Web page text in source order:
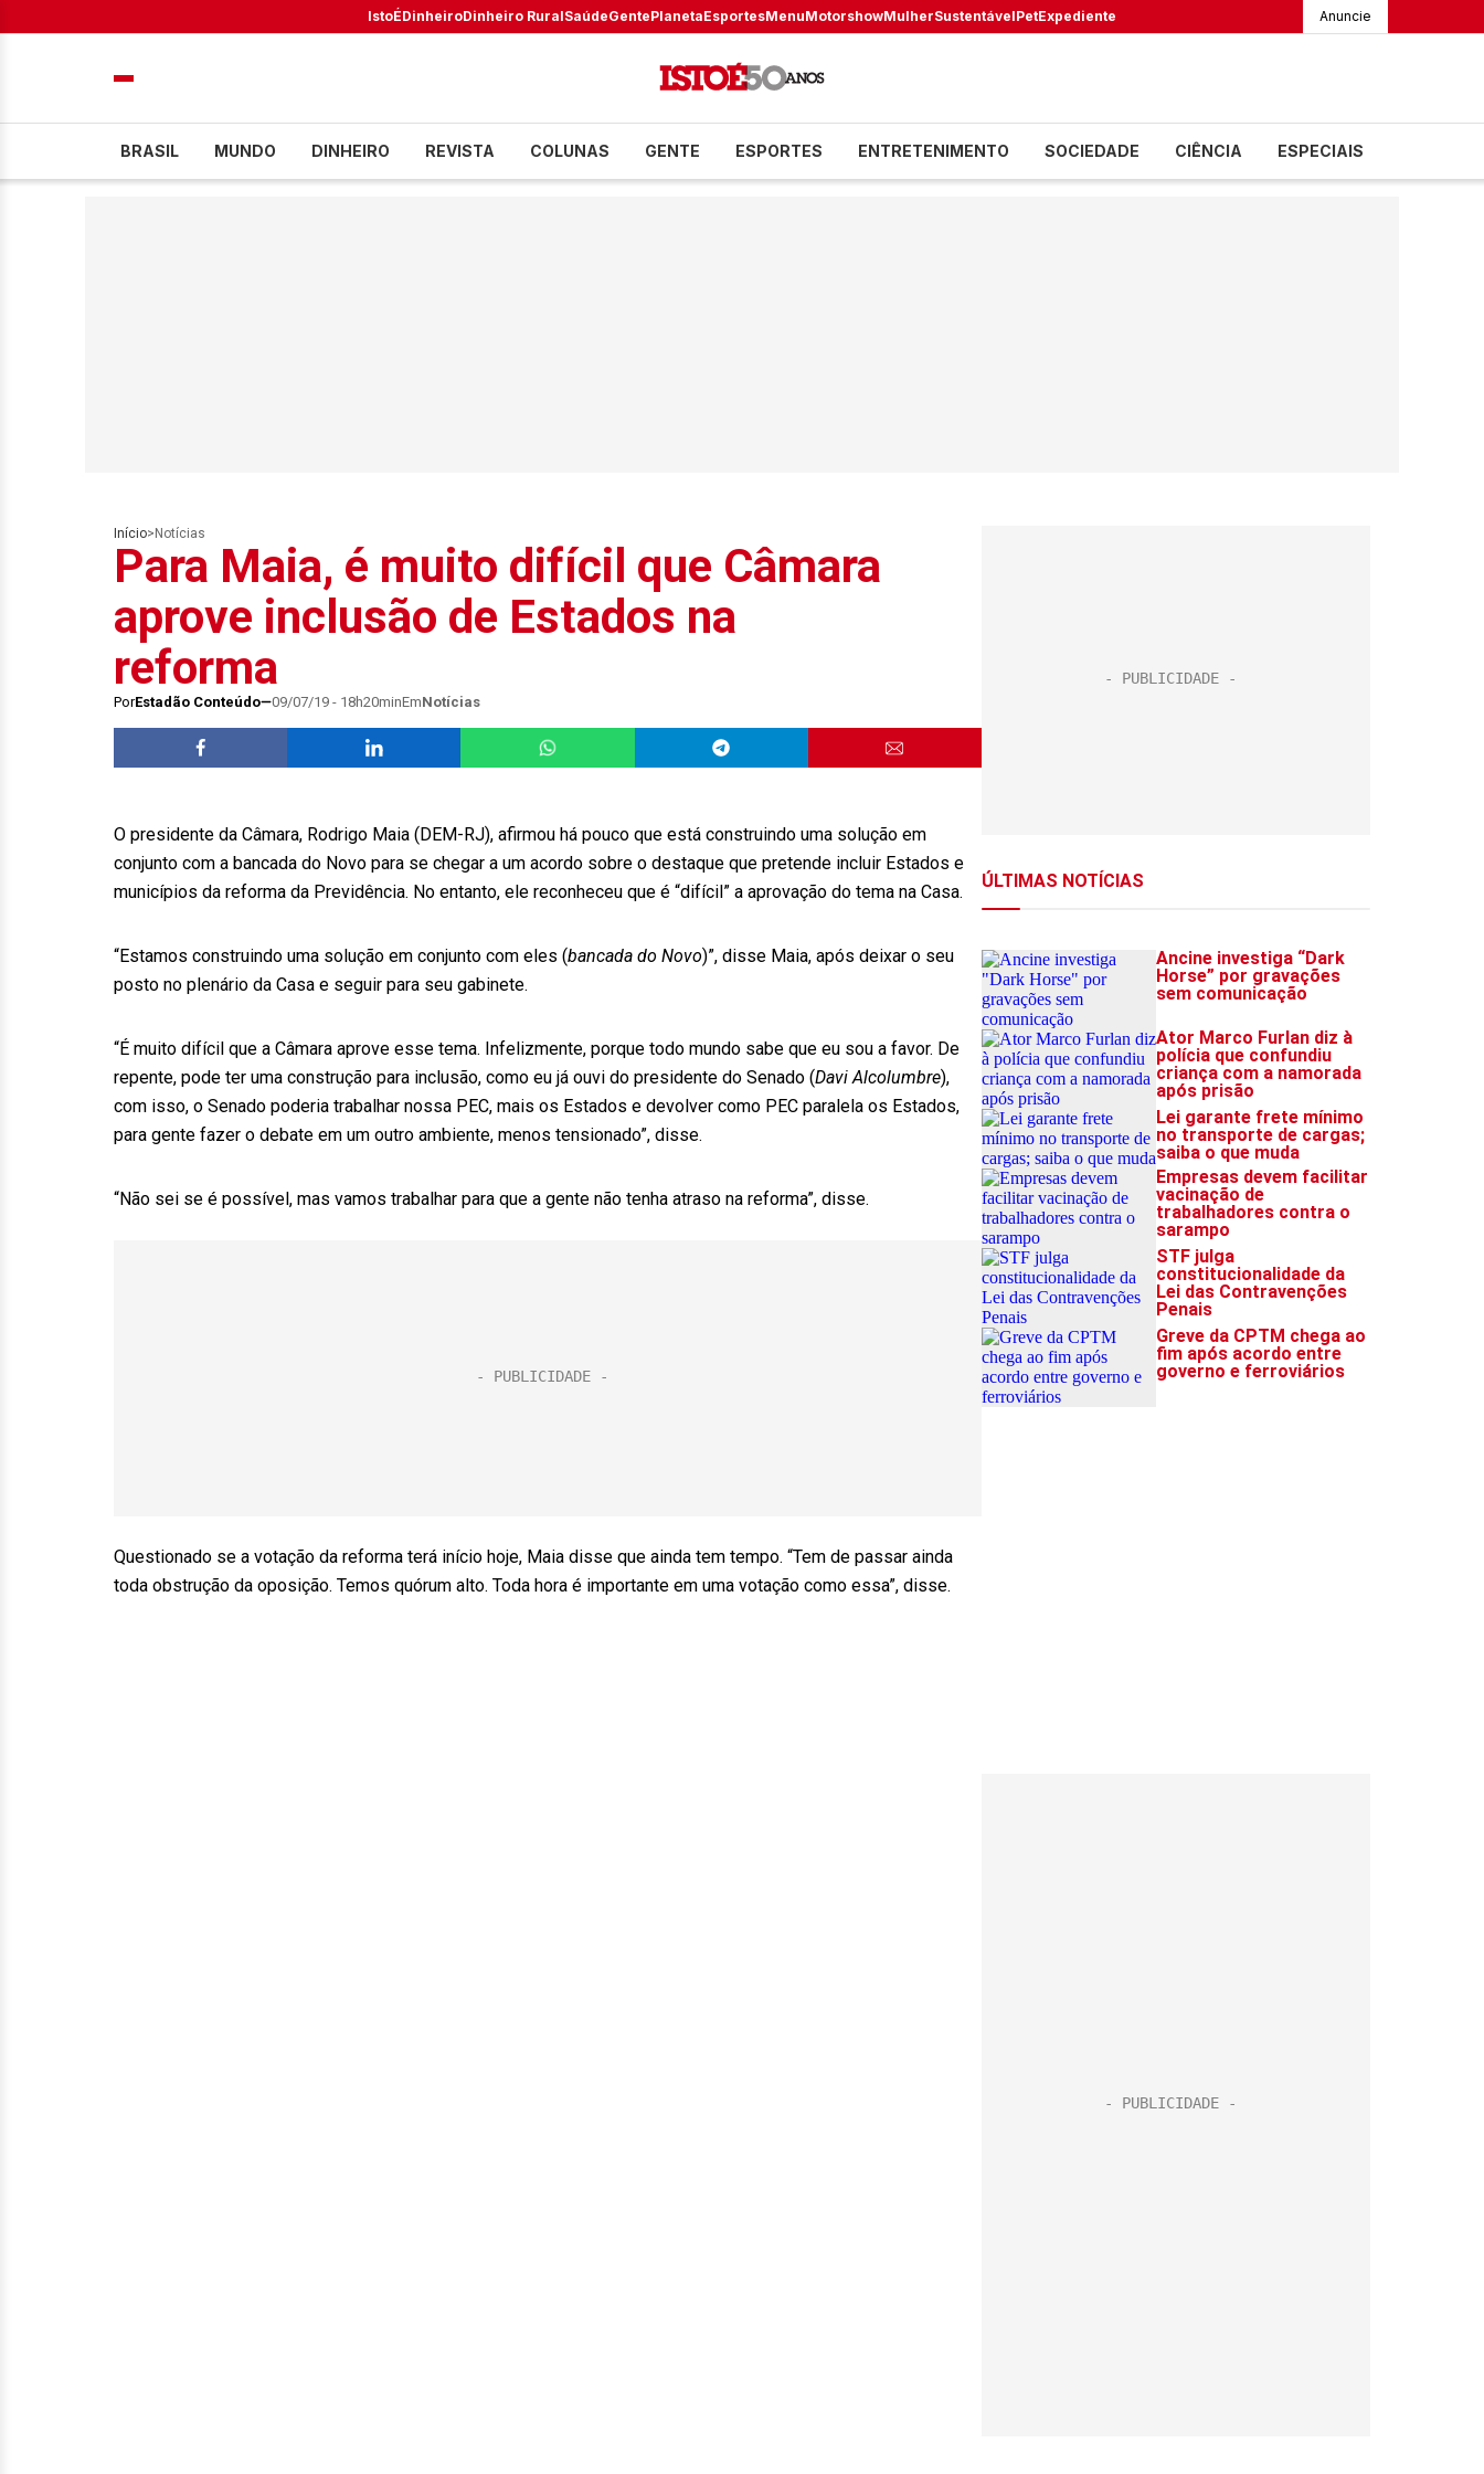
IstoÉDinheiroDinheiro RuralSaúdeGentePlanetaEsportesMenuMotorshowMulherSustentávelPetExpediente Anuncie
BRASIL MUNDO DINHEIRO REVISTA COLUNAS GENTE ESPORTES ENTRETENIMENTO SOCIEDADE CIÊNCIA ESPECIAIS
Início> Notícias
Para Maia, é muito difícil que Câmara
aprove inclusão de Estados na
reforma
PorEstadão Conteúdo 09/07/19 - 18h20minEmNotícias
O presidente da Câmara, Rodrigo Maia (DEM-RJ), afirmou há pouco que está construindo uma solução em
conjunto com a bancada do Novo para se chegar a um acordo sobre o destaque que pretende incluir Estados e
municípios da reforma da Previdência. No entanto, ele reconheceu que é “difícil” a aprovação do tema na Casa.
“Estamos construindo uma solução em conjunto com eles (bancada do Novo)”, disse Maia, após deixar o seu
posto no plenário da Casa e seguir para seu gabinete.
“É muito difícil que a Câmara aprove esse tema. Infelizmente, porque todo mundo sabe que eu sou a favor. De
repente, pode ter uma construção para inclusão, como eu já ouvi do presidente do Senado (Davi Alcolumbre),
com isso, o Senado poderia trabalhar nossa PEC, mais os Estados e devolver como PEC paralela os Estados,
para gente fazer o debate em um outro ambiente, menos tensionado”, disse.
“Não sei se é possível, mas vamos trabalhar para que a gente não tenha atraso na reforma”, disse.
Questionado se a votação da reforma terá início hoje, Maia disse que ainda tem tempo. “Tem de passar ainda
toda obstrução da oposição. Temos quórum alto. Toda hora é importante em uma votação como essa”, disse.